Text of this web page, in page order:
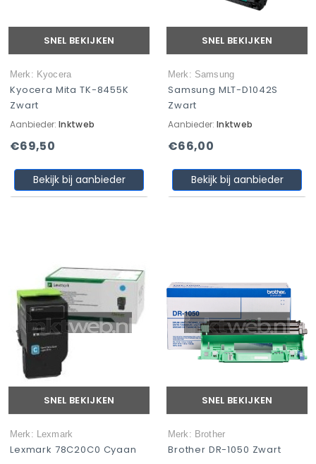
SNEL BEKIJKEN
Merk: Kyocera
Kyocera Mita TK-8455K
Zwart
Aanbieder: Inktweb
€69,50
Bekijk bij aanbieder
SNEL BEKIJKEN
Merk: Samsung
Samsung MLT-D1042S
Zwart
Aanbieder: Inktweb
€66,00
Bekijk bij aanbieder
SNEL BEKIJKEN
Merk: Lexmark
Lexmark 78C20C0 Cyaan
SNEL BEKIJKEN
Merk: Brother
Brother DR-1050 Zwart